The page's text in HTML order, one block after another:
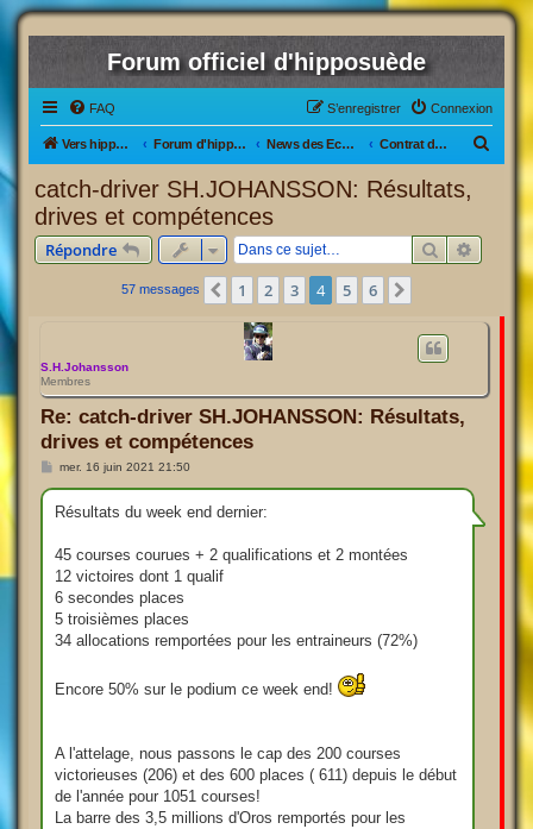
Forum officiel d'hipposuède
FAQ Connexion
S’enregistrer
Vers hipposuède, le jeu ! Forum d'hipposuède News des Ecuries Contrat de Drive/Monte
catch-driver SH.JOHANSSON: Résultats,
drives et compétences
Répondre Rechercher
57 messages Précédente
1 2 3 4 5 6
S.H.Johansson
Membres
Re: catch-driver SH.JOHANSSON: Résultats,
drives et compétences
M
s
s
e
mer. 16 juin 2021 21:50
Résultats du week end dernier:
45 courses courues + 2 qualifications et 2 montées
12 victoires dont 1 qualif
6 secondes places
5 troisièmes places
34 allocations remportées pour les entraineurs (72%)
Encore 50% sur le podium ce week end!
A l'attelage, nous passons le cap des 200 courses
victorieuses (206) et des 600 places ( 611) depuis le début
de l'année pour 1051 courses!
La barre des 3,5 millions d'Oros remportés pour les